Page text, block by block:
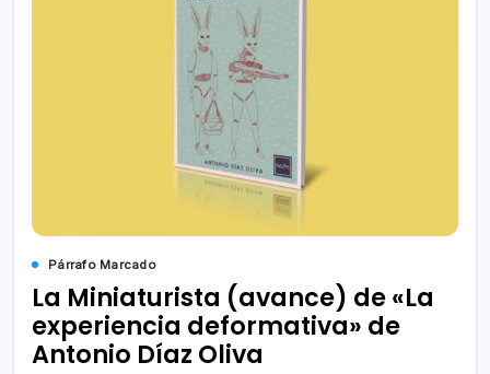
Párrafo Marcado
La Miniaturista (avance) de «La
experiencia deformativa» de
Antonio Díaz Oliva